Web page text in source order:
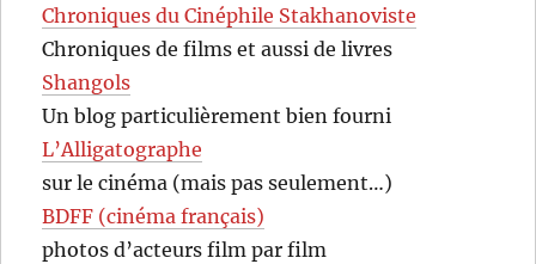
Chroniques du Cinéphile Stakhanoviste
Chroniques de films et aussi de livres
Shangols
Un blog particulièrement bien fourni
L’Alligatographe
sur le cinéma (mais pas seulement…)
BDFF (cinéma français)
photos d’acteurs film par film